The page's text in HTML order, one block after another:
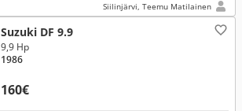
Siilinjärvi, Teemu Matilainen
Suzuki DF 9.9
160€
9,9 Hp
1986